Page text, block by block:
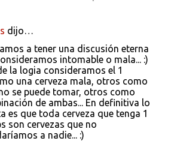
dijo…
a tener una discusión eterna
intomable o mala... :)
la logia consideramos el 1
una cerveza mala, otros como
se puede tomar, otros como
de ambas... En definitiva lo
es que toda cerveza que tenga 1
son cervezas que no
a nadie... :)